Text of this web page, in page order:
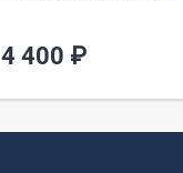
4 400 ₽